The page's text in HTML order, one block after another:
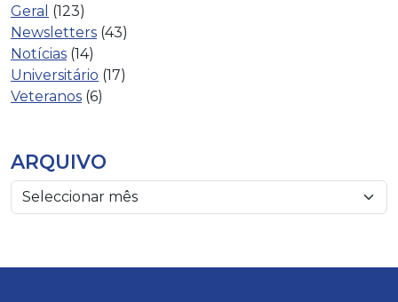
Geral (123)
Newsletters (43)
Notícias (14)
Universitário (17)
Veteranos (6)
ARQUIVO